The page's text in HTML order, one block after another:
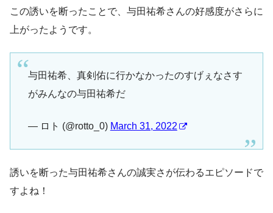
この誘いを断ったことで、与田祐希さんの好感度がさらに
上がったようです。
与田祐希、真剣佑に行かなかったのすげぇなさす
がみんなの与田祐希だ
— ロト (@rotto_0) March 31, 2022
誘いを断った与田祐希さんの誠実さが伝わるエピソードで
すよね！